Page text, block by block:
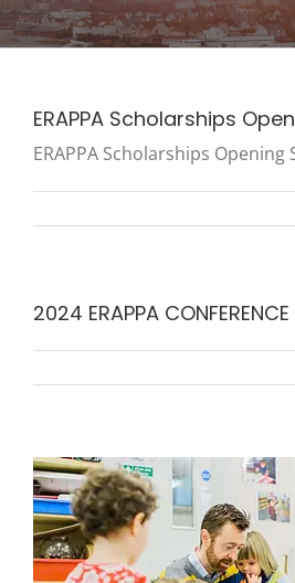
ERAPPA Scholarships
ERAPPA Scholarships Opening
2024 ERAPPA CONFERENCE